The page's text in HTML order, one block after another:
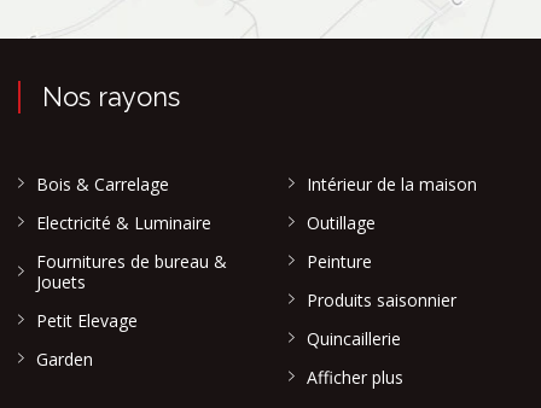
Nos rayons
Bois & Carrelage
Electricité & Luminaire
Fournitures de bureau &
Jouets
Petit Elevage
Garden
Intérieur de la maison
Outillage
Peinture
Produits saisonnier
Quincaillerie
Afficher plus